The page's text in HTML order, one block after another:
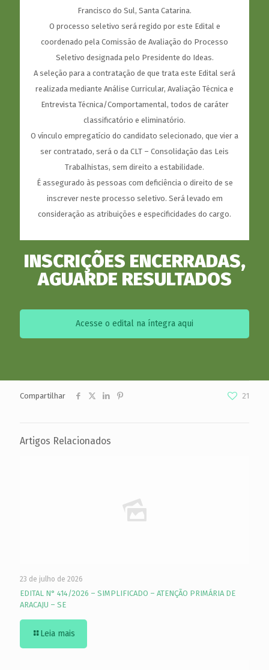
Francisco do Sul, Santa Catarina.
O processo seletivo será regido por este Edital e
coordenado pela Comissão de Avaliação do Processo
Seletivo designada pelo Presidente do Ideas.
A seleção para a contratação de que trata este Edital será
realizada mediante Análise Curricular, Avaliação Técnica e
Entrevista Técnica/Comportamental, todos de caráter
classificatório e eliminatório.
O vínculo empregatício do candidato selecionado, que vier a
ser contratado, será o da CLT – Consolidação das Leis
Trabalhistas, sem direito a estabilidade.
É assegurado às pessoas com deficiência o direito de se
inscrever neste processo seletivo. Será levado em
consideração as atribuições e especificidades do cargo.
INSCRIÇÕES ENCERRADAS,
AGUARDE RESULTADOS
Acesse o edital na íntegra aqui
Compartilhar 21
Artigos Relacionados
23 de julho de 2026
EDITAL N° 414/2026 – SIMPLIFICADO – ATENÇÃO PRIMÁRIA DE
ARACAJU – SE
Leia mais